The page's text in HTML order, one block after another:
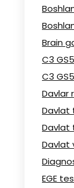
Brain
C3
C3
Davlar
Davlat
Davlat
Davlat
EGE